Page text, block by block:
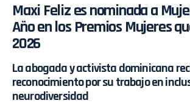
Maxi Feliz es nominada a
Año en los Premios Mujeres
2026
La abogada y activista dominicana
reconocimiento por su trabajo en
neurodiversidad